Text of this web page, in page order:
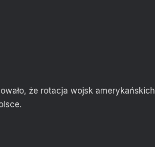
że rotacja wojsk amerykańskich